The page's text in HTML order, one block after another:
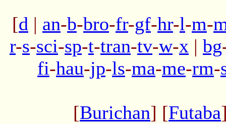
[d | an-b-bro-fr-gf-hr-l-m-
r-s-sci-sp-t-tran-tv-w-x | bg
fi-hau-jp-ls-ma-me-rm-
[Burichan] [Futaba